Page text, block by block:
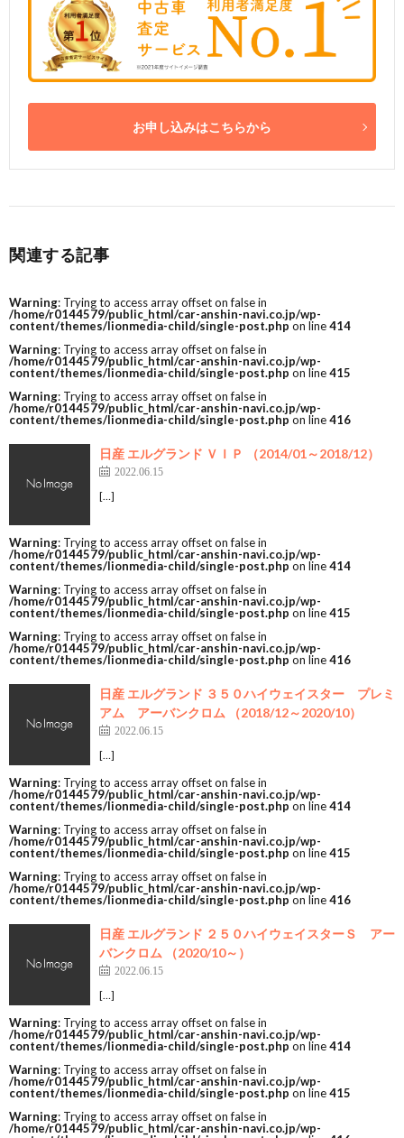
お申し込みはこちらから
関連する記事
Warning: Trying to access array offset on false in
/home/r0144579/public_html/car-anshin-navi.co.jp/wp-
content/themes/lionmedia-child/single-post.php on line414
Warning: Trying to access array offset on false in
/home/r0144579/public_html/car-anshin-navi.co.jp/wp-
content/themes/lionmedia-child/single-post.php on line415
Warning: Trying to access array offset on false in
/home/r0144579/public_html/car-anshin-navi.co.jp/wp-
content/themes/lionmedia-child/single-post.php on line416
日産 エルグランド ＶＩＰ （2014/01～2018/12）
2022.06.15
[…]
Warning: Trying to access array offset on false in
/home/r0144579/public_html/car-anshin-navi.co.jp/wp-
content/themes/lionmedia-child/single-post.php on line414
Warning: Trying to access array offset on false in
/home/r0144579/public_html/car-anshin-navi.co.jp/wp-
content/themes/lionmedia-child/single-post.php on line415
Warning: Trying to access array offset on false in
/home/r0144579/public_html/car-anshin-navi.co.jp/wp-
content/themes/lionmedia-child/single-post.php on line416
日産 エルグランド ３５０ハイウェイスター プレミ
アム アーバンクロム （2018/12～2020/10）
2022.06.15
[…]
Warning: Trying to access array offset on false in
/home/r0144579/public_html/car-anshin-navi.co.jp/wp-
content/themes/lionmedia-child/single-post.php on line414
Warning: Trying to access array offset on false in
/home/r0144579/public_html/car-anshin-navi.co.jp/wp-
content/themes/lionmedia-child/single-post.php on line415
Warning: Trying to access array offset on false in
/home/r0144579/public_html/car-anshin-navi.co.jp/wp-
content/themes/lionmedia-child/single-post.php on line416
日産 エルグランド ２５０ハイウェイスターＳ アー
バンクロム （2020/10～）
2022.06.15
[…]
Warning: Trying to access array offset on false in
/home/r0144579/public_html/car-anshin-navi.co.jp/wp-
content/themes/lionmedia-child/single-post.php on line414
Warning: Trying to access array offset on false in
/home/r0144579/public_html/car-anshin-navi.co.jp/wp-
content/themes/lionmedia-child/single-post.php on line415
Warning: Trying to access array offset on false in
/home/r0144579/public_html/car-anshin-navi.co.jp/wp-